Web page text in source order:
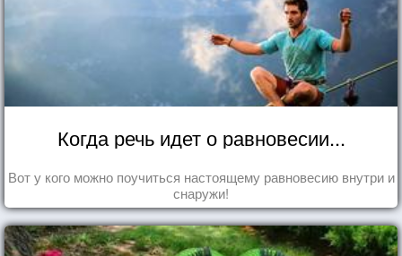
Когда речь идет о равновесии...
Вот у кого можно поучиться настоящему равновесию внутри и
снаружи!